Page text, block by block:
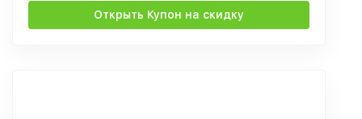
Открыть Купон на скидку